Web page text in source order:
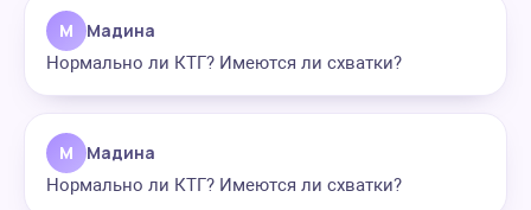
М Мадина
Нормально ли КТГ? Имеются ли схватки?
М Мадина
Нормально ли КТГ? Имеются ли схватки?